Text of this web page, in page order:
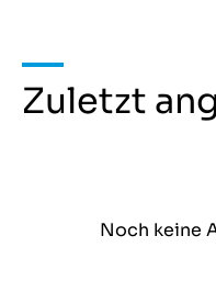
Zuletzt
Noch keine